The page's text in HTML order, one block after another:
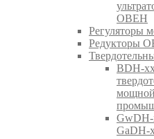
ОВЕН
Регуляторы
Редукторы
BDH-
мощной
GaDH-